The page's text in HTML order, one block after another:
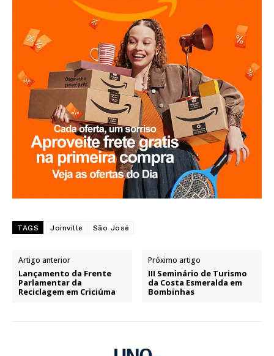
TAGS Joinville São José
Artigo anterior
Lançamento da Frente
Parlamentar da
Reciclagem em Criciúma
Próximo artigo
III Seminário de Turismo
da Costa Esmeralda em
Bombinhas